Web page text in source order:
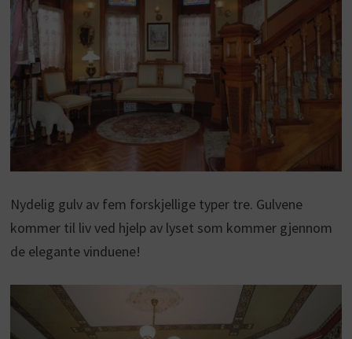
Nydelig gulv av fem forskjellige typer tre. Gulvene
kommer til liv ved hjelp av lyset som kommer gjennom
de elegante vinduene!